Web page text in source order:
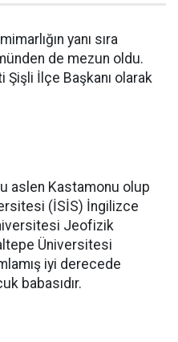
yanı sıra
de mezun oldu.
Şişli İlçe Başkanı olarak
aslen Kastamonu olup
(İSİS) İngilizce
Jeofizik
Üniversitesi
iyi derecede
babasıdır.